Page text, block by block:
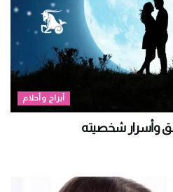
أبراج وأحلام
وأسرار شخصيته